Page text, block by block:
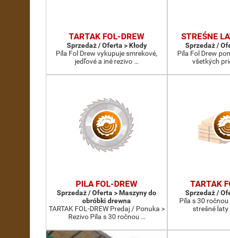
TARTAK FOL-DREW
Sprzedaż / Oferta > Kłody
Píla Fol Drew vykupuje smrekové,
jedľové a iné rezivo …
STREŚNE
Sprzedaż /
Píla Fol Drew
všetkých
PILA FOL-DREW
Sprzedaż / Oferta > Maszyny do
obróbki drewna
TARTAK FOL-DREW Predaj / Ponuka >
Rezivo Píla s 30 ročnou …
TARTAK
Sprzedaż /
Píla s 30
strešné